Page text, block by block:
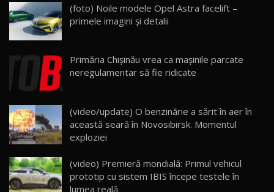
23
Lynk & Co 01 / Test Drive AutoBlog.MD
25:19
ZEEKR 009: Cel mai Performant și Confortabil
Van Electric Testat în Moldova / AutoBlog.MD
26:38
25
mai Exclusiv și Puternic Defender Testat în
Moldova
32:21
26
AutoBlog.MD
10:57
(foto) Noile modele Opel Astra facelift –
primele imagini și detalii
Primăria Chişinău vrea ca mașinile parcate
neregulamentar să fie ridicate
(video/update) O benzinărie a sărit în aer în
această seară în Novosibirsk. Momentul
exploziei
(video) Premieră mondială: Primul vehicul
prototip cu sistem IBIS începe testele în
lumea reală